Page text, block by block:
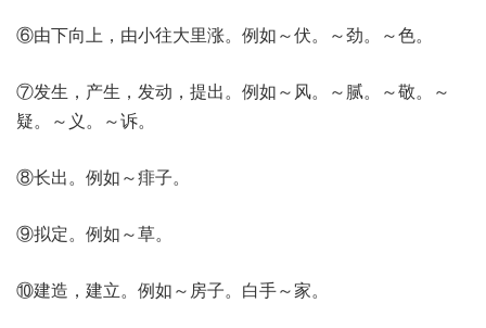
⑥由下向上，由小往大里涨。例如～伏。～劲。～色。
⑦发生，产生，发动，提出。例如～风。～腻。～敬。～
疑。～义。～诉。
⑧长出。例如～痱子。
⑨拟定。例如～草。
⑩建造，建立。例如～房子。白手～家。